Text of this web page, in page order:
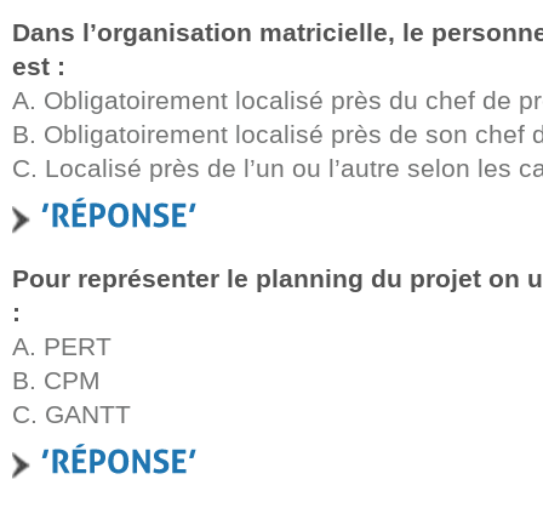
Dans l’organisation matricielle, le
est :
A. Obligatoirement localisé près du chef de
B. Obligatoirement localisé près de son chef
C. Localisé près de l’un ou l’autre selon les
Pour représenter le planning du projet on
:
A. PERT
B. CPM
C. GANTT